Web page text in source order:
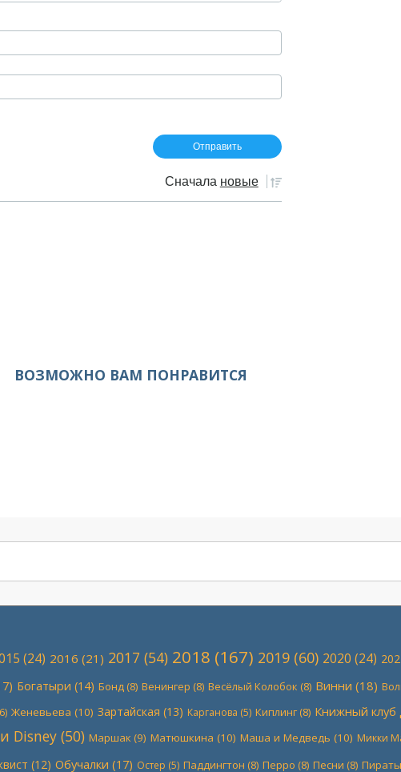
Сначала новые
ВОЗМОЖНО ВАМ ПОНРАВИТСЯ
(24) 2016 (21) 2017 (54) 2018 (167) 2019(60) 2020 (24)
Богатыри (14) Бонд (8) Венингер (8) Весёлый Колобок (8) Винни (18)
Женевьева (10) Зартайская (13) Карганова (5) Киплинг (8) Книжный клуб
Disney(50) Маршак (9) Матюшкина (10) Маша и Медведь (10) Микки
(12) Обучалки (17) Остер (5) Паддингтон (8) Перро (8) Песни (8) Пираты